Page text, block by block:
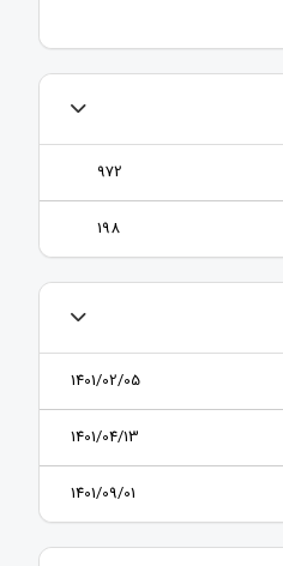
972
198
1401/02/05
1401/04/13
1401/09/01